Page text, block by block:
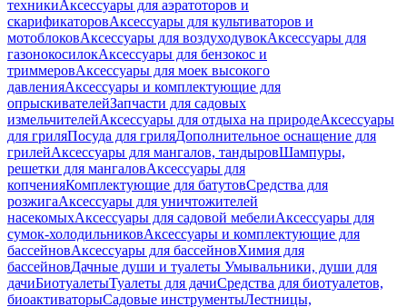
техникиАксессуары для аэратоторов и
скарификаторовАксессуары для культиваторов и
мотоблоковАксессуары для воздуходувокАксессуары для
газонокосилокАксессуары для бензокос и
триммеровАксессуары для моек высокого
давленияАксессуары и комплектующие для
опрыскивателейЗапчасти для садовых
измельчителейАксессуары для отдыха на природеАксессуары
для гриляПосуда для гриляДополнительное оснащение для
грилейАксессуары для мангалов, тандыровШампуры,
решетки для мангаловАксессуары для
копченияКомплектующие для батутовСредства для
розжигаАксессуары для уничтожителей
насекомыхАксессуары для садовой мебелиАксессуары для
сумок-холодильниковАксессуары и комплектующие для
бассейновАксессуары для бассейновХимия для
бассейновДачные души и туалеты Умывальники, души для
дачиБиотуалетыТуалеты для дачиСредства для биотуалетов,
биоактиваторыСадовые инструментыЛестницы,